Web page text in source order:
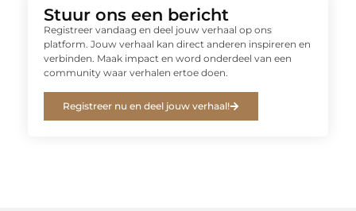
Stuur ons een bericht
Registreer vandaag en deel jouw verhaal op ons
platform. Jouw verhaal kan direct anderen inspireren en
verbinden. Maak impact en word onderdeel van een
community waar verhalen ertoe doen.
Registreer nu en deel jouw verhaal!